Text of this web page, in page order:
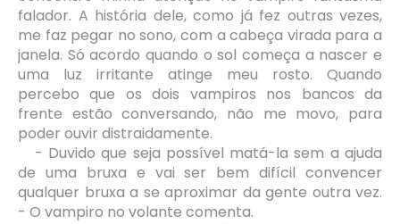
falador. A história dele, como já fez outras vezes,
me faz pegar no sono, com a cabeça virada para a
janela. Só acordo quando o sol começa a nascer e
uma luz irritante atinge meu rosto. Quando
percebo que os dois vampiros nos bancos da
frente estão conversando, não me movo, para
poder ouvir distraidamente.
- Duvido que seja possível matá-la sem a ajuda
de uma bruxa e vai ser bem difícil convencer
qualquer bruxa a se aproximar da gente outra vez.
- O vampiro no volante comenta.